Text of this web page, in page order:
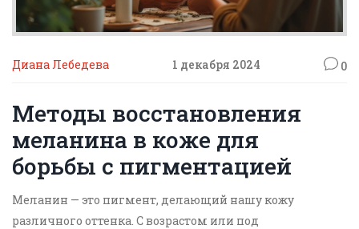
Диана Лебедева 1 декабря 2024 0
Методы восстановления
меланина в коже для
борьбы с пигментацией
Меланин — это пигмент, делающий нашу кожу
различного оттенка. С возрастом или под